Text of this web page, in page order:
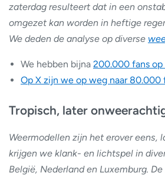
zaterdag resulteert dat in een
omgezet kan worden in heftige
We deden de analyse op diverse
We hebben bijna 200.000 fans op
Op X zijn we op weg naar 80.000
Tropisch, later
Weermodellen zijn het erover eens,
krijgen we klank- en lichtspel in
België, Nederland en Luxemburg.